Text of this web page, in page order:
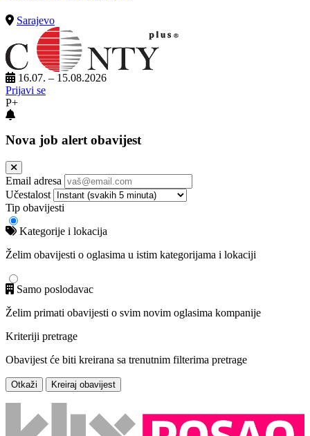
Sarajevo
16.07. – 15.08.2026
Prijavi se
P+
Nova job alert obavijest
Email adresa
Učestalost
Tip obavijesti
Kategorije i lokacija
Želim obavijesti o oglasima u istim kategorijama i lokaciji
Samo poslodavac
Želim primati obavijesti o svim novim oglasima kompanije
Kriteriji pretrage
Obavijest će biti kreirana sa trenutnim filterima pretrage
Otkaži Kreiraj obavijest